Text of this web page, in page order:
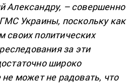
Александру, – совершенно
Украины, поскольку как
своих политических
за эти
широко
может не радовать, что